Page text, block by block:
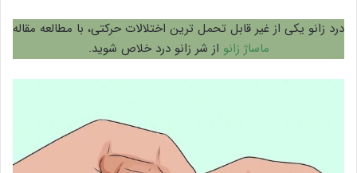
درد زانو یکی از غیر قابل تحمل ترین اختلالات حرکتی، با مطالعه مقاله
ماساژ زانو از شر زانو درد خلاص شوید.